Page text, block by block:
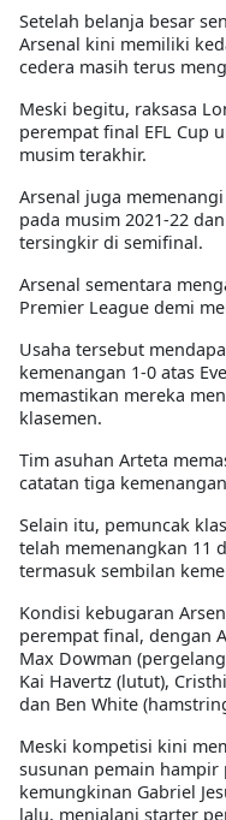
Setelah belanja besar
Arsenal kini memiliki
cedera masih terus
Meski begitu, raksasa
perempat final EFL Cup
musim terakhir.
Arsenal juga
pada musim 2021-22
tersingkir di semifinal.
Arsenal sementara
Premier League demi
Usaha tersebut
kemenangan 1-0 atas
memastikan mereka
klasemen.
Tim asuhan Arteta
catatan tiga
Selain itu, pemuncak
telah memenangkan 11
termasuk sembilan
Kondisi kebugaran
perempat final, dengan
Max Dowman
Kai Havertz (lutut),
dan Ben White
Meski kompetisi kini
susunan pemain
kemungkinan Gabriel
lalu, menjalani starter